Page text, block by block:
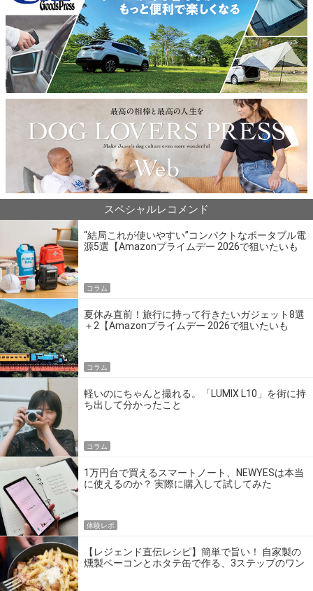
スペシャルレコメンド
“結局これが使いやすい”コンパクトなポータブル電
源5選【Amazonプライムデー 2026で狙いたいも
コラム
夏休み直前！旅行に持って行きたいガジェット8選
＋2【Amazonプライムデー 2026で狙いたいも
コラム
軽いのにちゃんと撮れる。「LUMIX L10」を街に持
ち出して分かったこと
コラム
1万円台で買えるスマートノート、NEWYESは本当
に使えるのか？ 実際に購入して試してみた
体験レポ
【レジェンド直伝レシピ】簡単で旨い！ 自家製の
燻製ベーコンとホタテ缶で作る、3ステップのワン